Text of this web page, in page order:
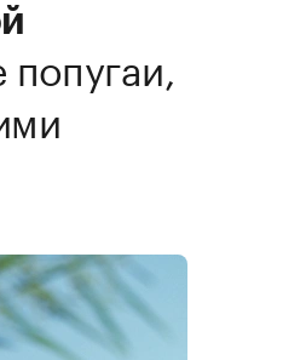
попугаи,